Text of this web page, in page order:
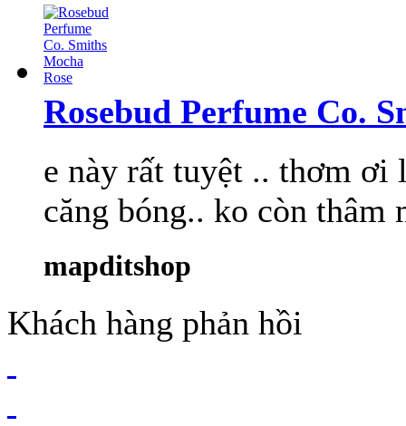
Rosebud Perfume Co.
e này rất tuyệt .. thơm ơi
căng bóng.. ko còn thâm
mapditshop
Khách hàng phản hồi